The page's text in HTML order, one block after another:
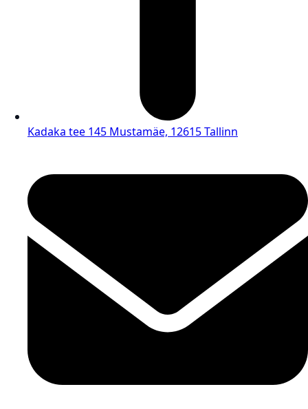
Kadaka tee 145 Mustamäe, 12615 Tallinn